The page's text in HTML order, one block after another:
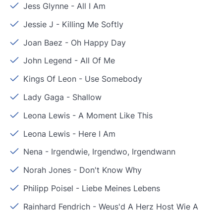
Jess Glynne -All I Am
Jessie J - Killing Me Softly
Joan Baez - Oh Happy Day
John Legend -All Of Me
Kings Of Leon - Use Somebody
Lady Gaga - Shallow
Leona Lewis - A Moment Like This
Leona Lewis - Here I Am
Nena - Irgendwie, Irgendwo, Irgendwann
Norah Jones - Don't Know Why
Philipp Poisel - Liebe Meines Lebens
Rainhard Fendrich -Weus'd A Herz Host Wie A